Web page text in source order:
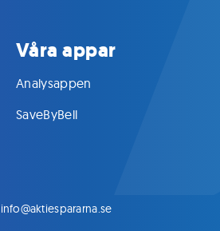
Våra appar
Analysappen
SaveByBell
info@aktiespararna.se